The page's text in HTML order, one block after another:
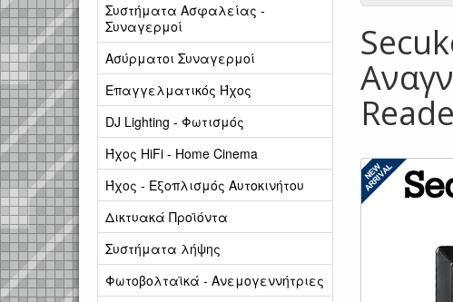
Συστήματα Ασφαλείας -
Συναγερμοί
Ασύρματοι Συναγερμοί
Επαγγελματικός Ήχος
DJ Lighting - Φωτισμός
Ήχος HiFi - Home Cinema
Ήχος - Εξοπλισμός Αυτοκινήτου
Δικτυακά Προϊόντα
Συστήματα λήψης
Φωτοβολταϊκά - Ανεμογεννήτριες